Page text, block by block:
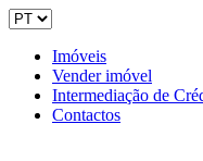
Imóveis
Vender imóvel
Intermediação de
Contactos